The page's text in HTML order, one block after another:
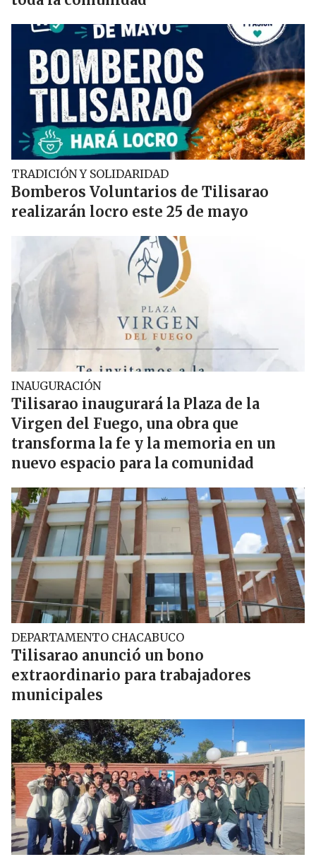
TRADICIÓN Y SOLIDARIDAD
Bomberos Voluntarios de Tilisarao
realizarán locro este 25 de mayo
INAUGURACIÓN
Tilisarao inaugurará la Plaza de la
Virgen del Fuego, una obra que
transforma la fe y la memoria en un
nuevo espacio para la comunidad
DEPARTAMENTO CHACABUCO
Tilisarao anunció un bono
extraordinario para trabajadores
municipales